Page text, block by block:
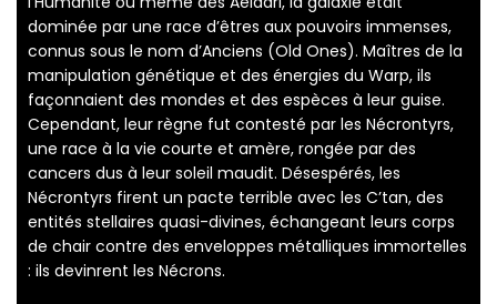
dominée par une race d’êtres aux pouvoirs immenses,
connus sous le nom d’Anciens (Old Ones). Maîtres de la
manipulation génétique et des énergies du Warp, ils
façonnaient des mondes et des espèces à leur guise.
Cependant, leur règne fut contesté par les Nécrontyrs,
une race à la vie courte et amère, rongée par des
cancers dus à leur soleil maudit. Désespérés, les
Nécrontyrs firent un pacte terrible avec les C’tan, des
entités stellaires quasi-divines, échangeant leurs corps
de chair contre des enveloppes métalliques immortelles
: ils devinrent les Nécrons.